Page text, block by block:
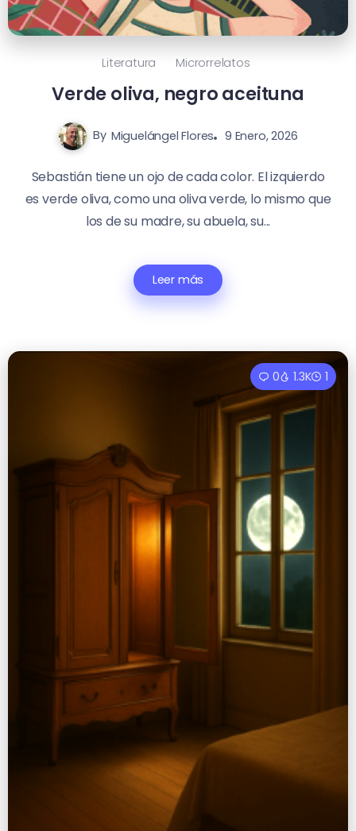
Literatura Microrrelatos
Verde oliva, negro aceituna
By Miguelángel Flores 9 Enero, 2026
Sebastián tiene un ojo de cada color. El izquierdo
es verde oliva, como una oliva verde, lo mismo que
los de su madre, su abuela, su...
Leer más
0 1.3K 1